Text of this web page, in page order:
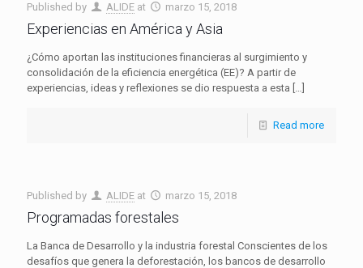
Published by ALIDE at marzo 15, 2018
Experiencias en América y Asia
¿Cómo aportan las instituciones financieras al surgimiento y
consolidación de la eficiencia energética (EE)? A partir de
experiencias, ideas y reflexiones se dio respuesta a esta […]
Read more
Published by ALIDE at marzo 15, 2018
Programadas forestales
La Banca de Desarrollo y la industria forestal Conscientes de los
desafíos que genera la deforestación, los bancos de desarrollo